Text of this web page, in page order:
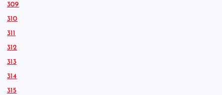
309
310
311
312
313
314
315